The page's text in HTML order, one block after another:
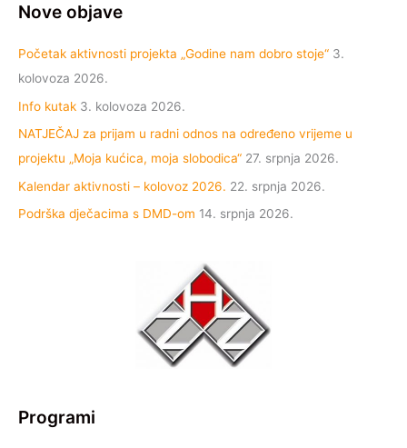
Nove objave
Početak aktivnosti projekta „Godine nam dobro stoje“ 3.
kolovoza 2026.
Info kutak 3. kolovoza 2026.
NATJEČAJ za prijam u radni odnos na određeno vrijeme u
projektu „Moja kućica, moja slobodica“ 27. srpnja 2026.
Kalendar aktivnosti – kolovoz 2026. 22. srpnja 2026.
Podrška dječacima s DMD-om 14. srpnja 2026.
Programi